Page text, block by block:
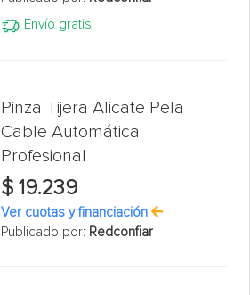
Envío gratis
Pinza Tijera Alicate Pela
Cable Automática
Profesional
$ 19.239
Ver cuotas y financiación
Publicado por: Redconfiar